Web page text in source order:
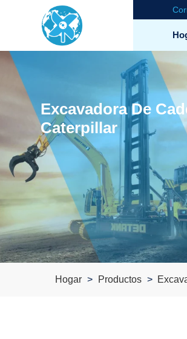
Excavadora De
Caterpillar
Hogar Productos